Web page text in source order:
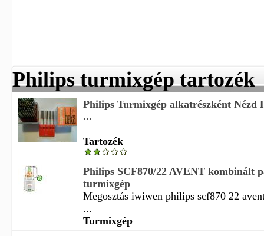
Philips turmixgép tartozék
Philips Turmixgép alkatrészként Nézd
...
Tartozék
Philips SCF870/22 AVENT kombinált
turmixgép
Megosztás iwiwen philips scf870 22
...
Turmixgép